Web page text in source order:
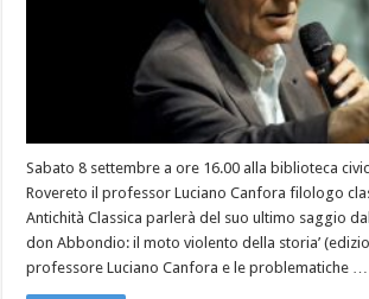
Sabato 8 settembre a ore 16.00 alla biblioteca
Rovereto il professor Luciano Canfora filologo
Antichità Classica parlerà del suo ultimo saggio
don Abbondio: il moto violento della storia’
professore Luciano Canfora e le problematiche …